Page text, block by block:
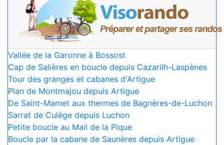
Vallée de la Garonne à Bossost
Cap de Salières en boucle depuis Cazarilh-Laspènes
Tour des granges et cabanes d'Artigue
Plan de Montmajou depuis Artigue
De Saint-Mamet aux thermes de Bagnères-de-Luchon
Sarrat de Culège depuis Luchon
Petite boucle au Mail de la Pique
Boucle par la cabane de Saunères depuis Artigue